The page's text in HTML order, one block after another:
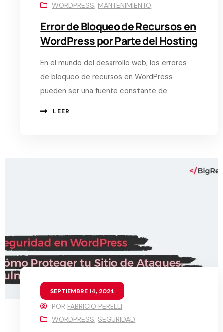
WORDPRESS, MANTENIMIENTO
Error de Bloqueo de Recursos en
WordPress por Parte del Hosting
En el mundo del desarrollo web, los errores
de bloqueo de recursos en WordPress
pueden ser una fuente constante de
LEER
SEPTIEMBRE 14, 2024
POR FABRICIO PERELLI
WORDPRESS, SEGURIDAD